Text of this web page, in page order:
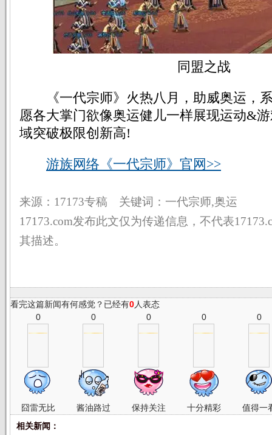
同盟之战
《一代宗师》火热八月，助威奥运，
愿各大掌门欲像奥运健儿一样展现运动&
域突破极限创新高!
游族网络《一代宗师》官网>>
来源：17173专稿 关键词：一代宗师,奥运
17173.com发布此文仅为传递信息，不代表
其描述。
看完这篇新闻有何感觉？已经有0人表态
0
囧雷无比
0
酱油路过
0
保持关注
0
十分精彩
0
值得一
相关新闻：